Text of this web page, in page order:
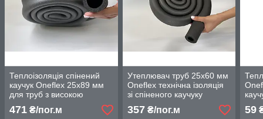
Теплоізоляція спінений
каучук Oneflex 25х89 мм
для труб з високою
вологостійкістю і
вогнестійкістю
471 ₴/пог.м
Утеплювач труб 25х60 мм
Oneflex технічна ізоляція
зі спіненого каучуку
357₴/пог.м
труб
59